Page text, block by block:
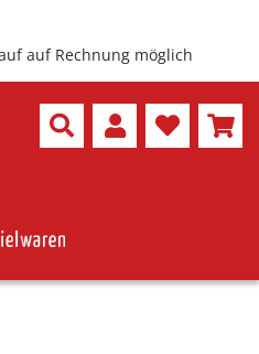
auf Rechnung möglich